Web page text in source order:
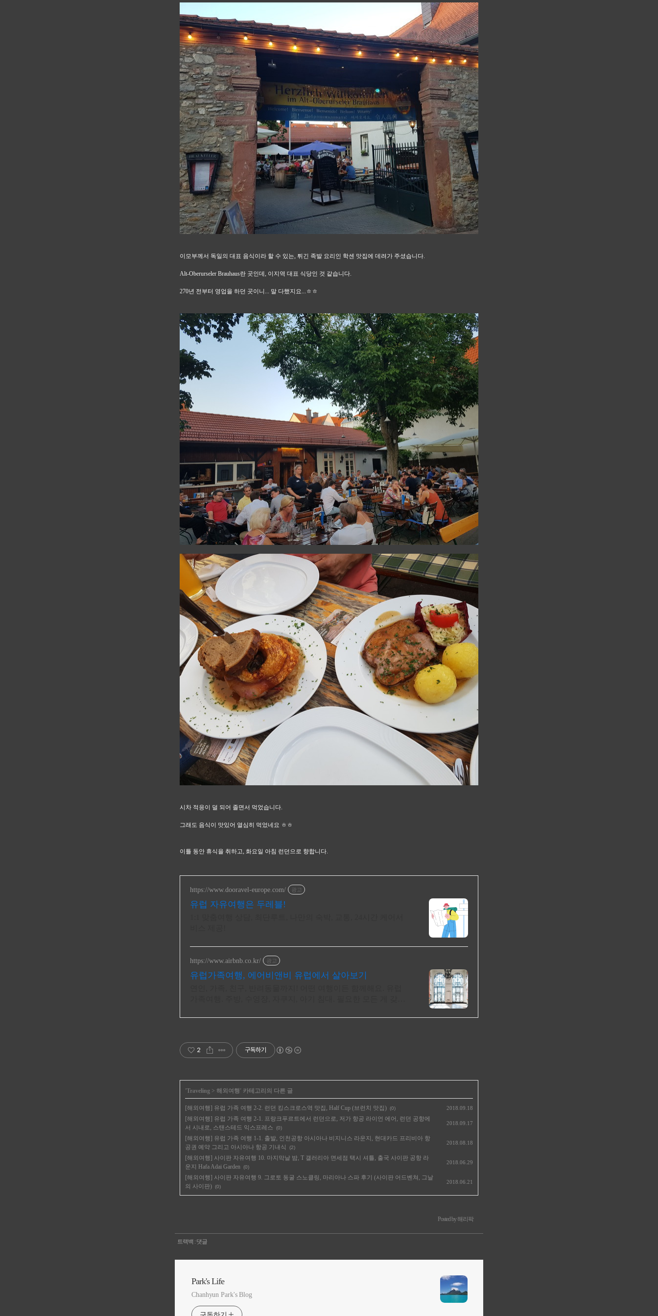
이모부께서 독일의 대표 음식이라 할 수 있는, 튀긴 족발 요리인 학센 맛집에 데려가 주셨습니다.
Alt-Oberurseler Brauhaus란 곳인데, 이지역 대표 식당인 것 같습니다.
270년 전부터 영업을 하던 곳이니... 말 다했지요...ㅎㅎ
시차 적응이 덜 되어 졸면서 먹었습니다.
그래도 음식이 맛있어 열심히 먹었네요 ㅎㅎ
이틀 동안 휴식을 취하고, 화요일 아침 런던으로 향합니다.
https://www.dooravel-europe.com/ 광고
유럽 자유여행은 두레블!
https://www.airbnb.co.kr/ 광고
유럽가족여행, 에어비앤비 유럽에서 살아보기
2 구독하기
'Traveling > 해외여행 ' 카테고리의 다른 글
[해외여행] 유럽 가족 여행 2-2. 런던 킹스크로스역 맛집, Half Cup (브런치 맛집) (0) 2018.09.18
[해외여행] 유럽 가족 여행 2-1. 프랑크푸르트에서 런던으로, 저가 항공 라이언 에어, 런던 공항에
서 시내로, 스탠스테드 익스프레스
(0)
2018.09.17
[해외여행] 유럽 가족 여행 1-1. 출발, 인천공항 아시아나 비지니스 라운지, 현대카드 프리비아 항
공권 예약 그리고 아시아나 항공 기내식
(2)
2018.08.18
[해외여행] 사이판 자유여행 10. 마지막날 밤, T 갤러리아 면세점 택시 셔틀, 출국 사이판 공항 라
운지 Hafa Adai Garden (0)
2018.06.29
[해외여행] 사이판 자유여행 9. 그로토 동굴 스노클링, 마리아나 스파 후기 (사이판 어드벤쳐, 그날
의 사이판) (0)
2018.06.21
Posted by 해리팍
트랙백 : 댓글
Park's Life
Chanhyun Park's Blog